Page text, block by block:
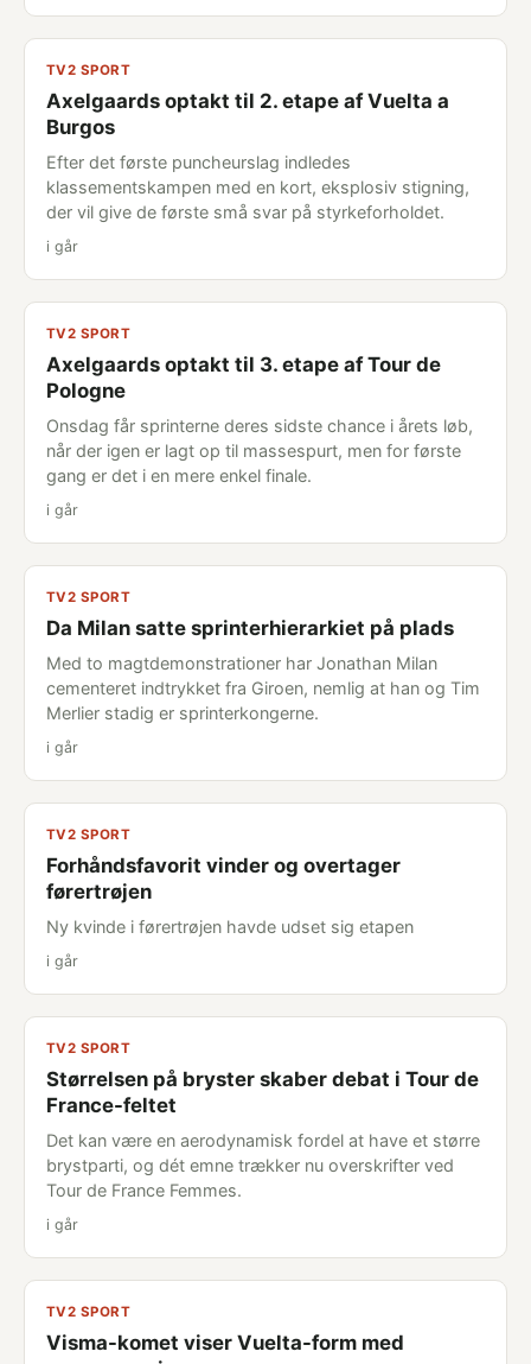
TV2 SPORT
Axelgaards optakt til 2. etape af Vuelta a
Burgos
Efter det første puncheurslag indledes
klassementskampen med en kort, eksplosiv stigning,
der vil give de første små svar på styrkeforholdet.
i går
TV2 SPORT
Axelgaards optakt til 3. etape af Tour de
Pologne
Onsdag får sprinterne deres sidste chance i årets løb,
når der igen er lagt op til massespurt, men for første
gang er det i en mere enkel finale.
i går
TV2 SPORT
Da Milan satte sprinterhierarkiet på plads
Med to magtdemonstrationer har Jonathan Milan
cementeret indtrykket fra Giroen, nemlig at han og Tim
Merlier stadig er sprinterkongerne.
i går
TV2 SPORT
Forhåndsfavorit vinder og overtager
førertrøjen
Ny kvinde i førertrøjen havde udset sig etapen
i går
TV2 SPORT
Størrelsen på bryster skaber debat i Tour de
France-feltet
Det kan være en aerodynamisk fordel at have et større
brystparti, og dét emne trækker nu overskrifter ved
Tour de France Femmes.
i går
TV2 SPORT
Visma-komet viser Vuelta-form med